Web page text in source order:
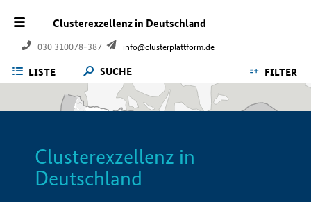
Clusterexzellenz in Deutschland
030 310078-387 info@clusterplattform.de
LISTE SUCHE FILTER
Clusterexzellenz in
Deutschland